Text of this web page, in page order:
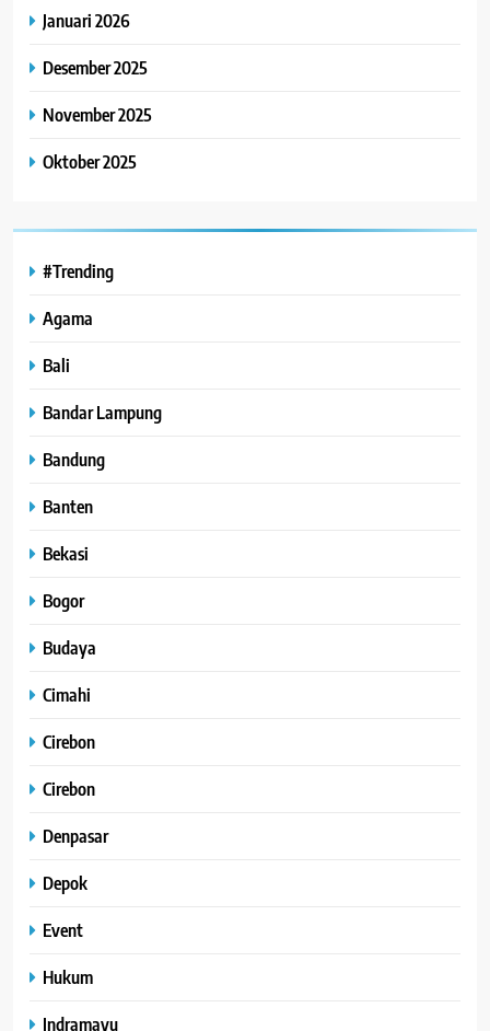
Januari 2026
Desember 2025
November 2025
Oktober 2025
#Trending
Agama
Bali
Bandar Lampung
Bandung
Banten
Bekasi
Bogor
Budaya
Cimahi
Cirebon
Cirebon
Denpasar
Depok
Event
Hukum
Indramayu